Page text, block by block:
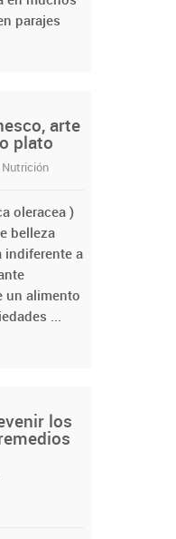
parajes
arte
plato
Nutrición
oleracea )
belleza
indiferente a
un alimento
...
los